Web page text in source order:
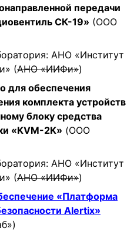
передачи
СК-19» (ООО
АНО «Институт
(АНО «ИИФи»)
для обеспечения
комплекта устройств
блоку средства
«KVM-2K» (ООО
АНО «Институт
(АНО «ИИФи»)
«Платформа
Alertix»